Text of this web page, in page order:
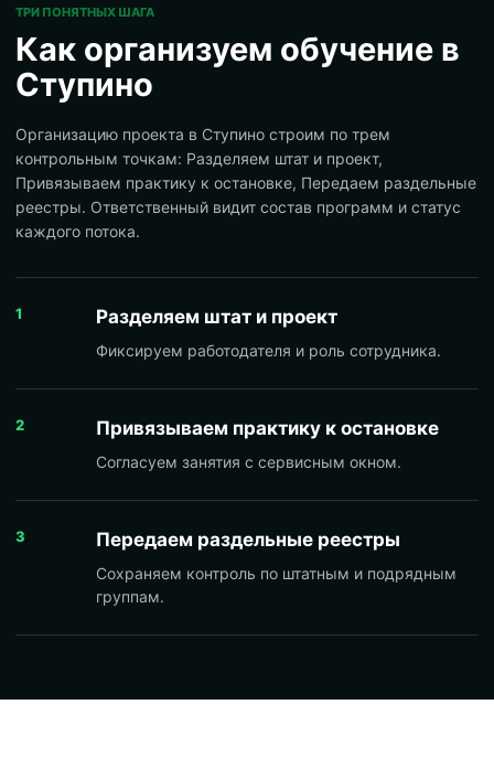
ТРИ ПОНЯТНЫХ ШАГА
Как организуем обучение в
Ступино
Организацию проекта в Ступино строим по трем
контрольным точкам: Разделяем штат и проект,
Привязываем практику к остановке, Передаем раздельные
реестры. Ответственный видит состав программ и статус
каждого потока.
1 Разделяем штат и проект
Фиксируем работодателя и роль сотрудника.
2 Привязываем практику к остановке
Согласуем занятия с сервисным окном.
3 Передаем раздельные реестры
Сохраняем контроль по штатным и подрядным
группам.